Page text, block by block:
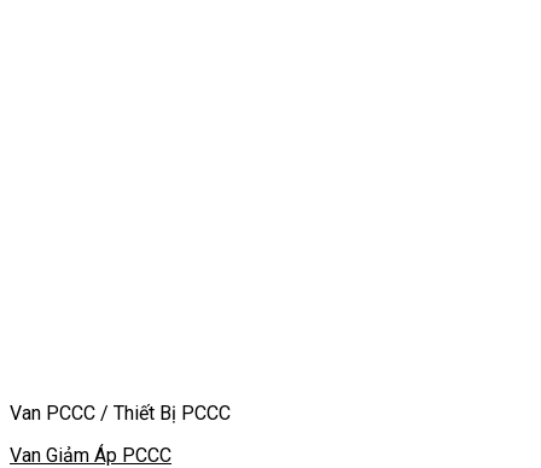
Van PCCC / Thiết Bị PCCC
Van Giảm Áp PCCC